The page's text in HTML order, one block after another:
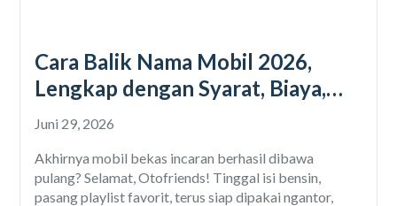
Cara Balik Nama Mobil 2026,
Lengkap dengan Syarat, Biaya,
dan Prosedurnya
Juni 29, 2026
Akhirnya mobil bekas incaran berhasil dibawa
pulang? Selamat, Otofriends! Tinggal isi bensin,
pasang playlist favorit, terus siap dipakai ngantor,